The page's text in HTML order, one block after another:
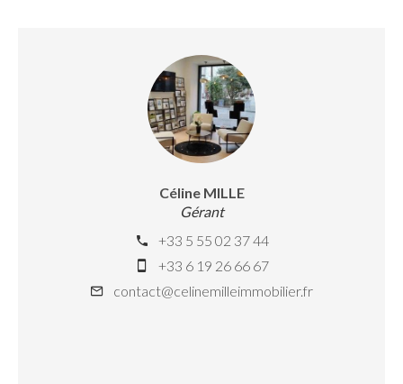
Céline MILLE
Gérant
+33 5 55 02 37 44
+33 6 19 26 66 67
contact@celinemilleimmobilier.fr